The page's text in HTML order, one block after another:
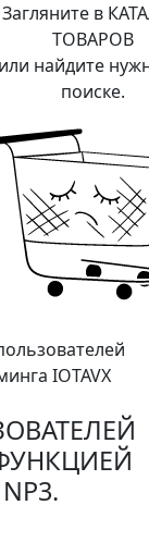
Загляните в
ТОВАРОВ
или найдите
поиске.
IOTAVX